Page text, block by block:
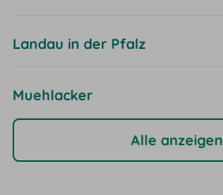
Landau in der Pfalz
Muehlacker
Alle anzeigen